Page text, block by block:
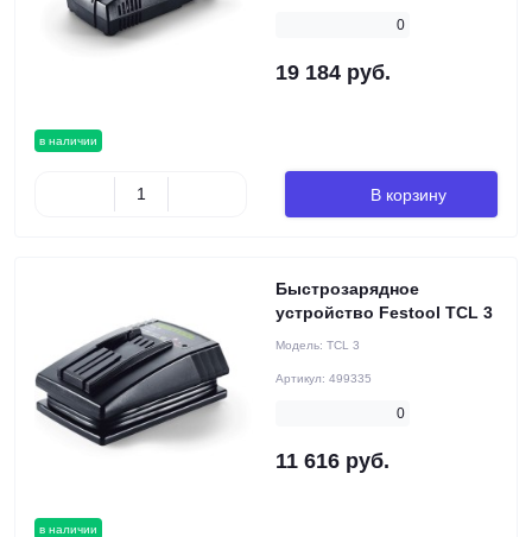
в наличии
0
19 184 руб.
В корзину
в наличии
Быстрозарядное
устройство Festool TCL 3
Модель: TCL 3
Артикул: 499335
0
11 616 руб.